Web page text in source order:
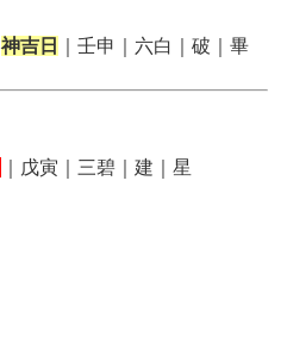
神吉日 ｜壬申｜六白｜破｜畢
｜戊寅｜三碧｜建｜星